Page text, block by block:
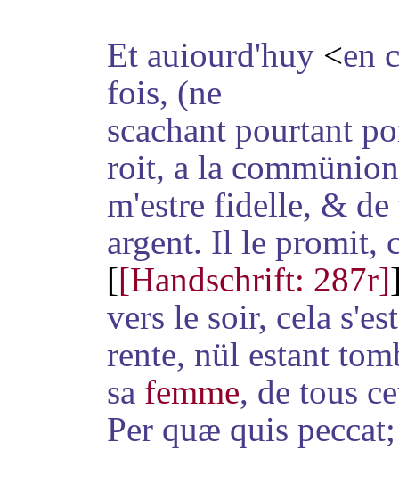
Et auiourd'huy <en
fois, (ne
scachant pourtant
roit, a la
m'estre fidelle, &
argent. Il le promit,
[[Handschrift: 287r]
vers le soir, cela
rente, nül estant
sa femme, de tous
Per quæ quis